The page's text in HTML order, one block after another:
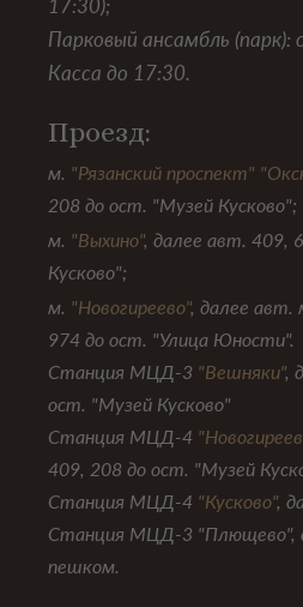
17:30);
Парковый ансамбль (парк):
Касса до 17:30.
Проезд:
м. "Рязанский проспект"
208 до ост. "Музей Кусково";
м. "Выхино", далее авт. 409,
Кусково";
м. "Новогиреево", далее авт.
974 до ост. "Улица Юности".
Станция МЦД-3 "Вешняки",
ост. "Музей Кусково"
Станция МЦД-4
409, 208 до ост. "Музей
Станция МЦД-4 "Кусково",
Станция МЦД-3 "Плющево",
пешком.